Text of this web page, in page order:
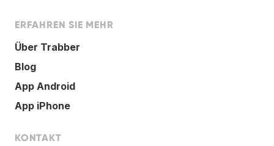
ERFAHREN SIE MEHR
Über Trabber
Blog
App Android
App iPhone
KONTAKT